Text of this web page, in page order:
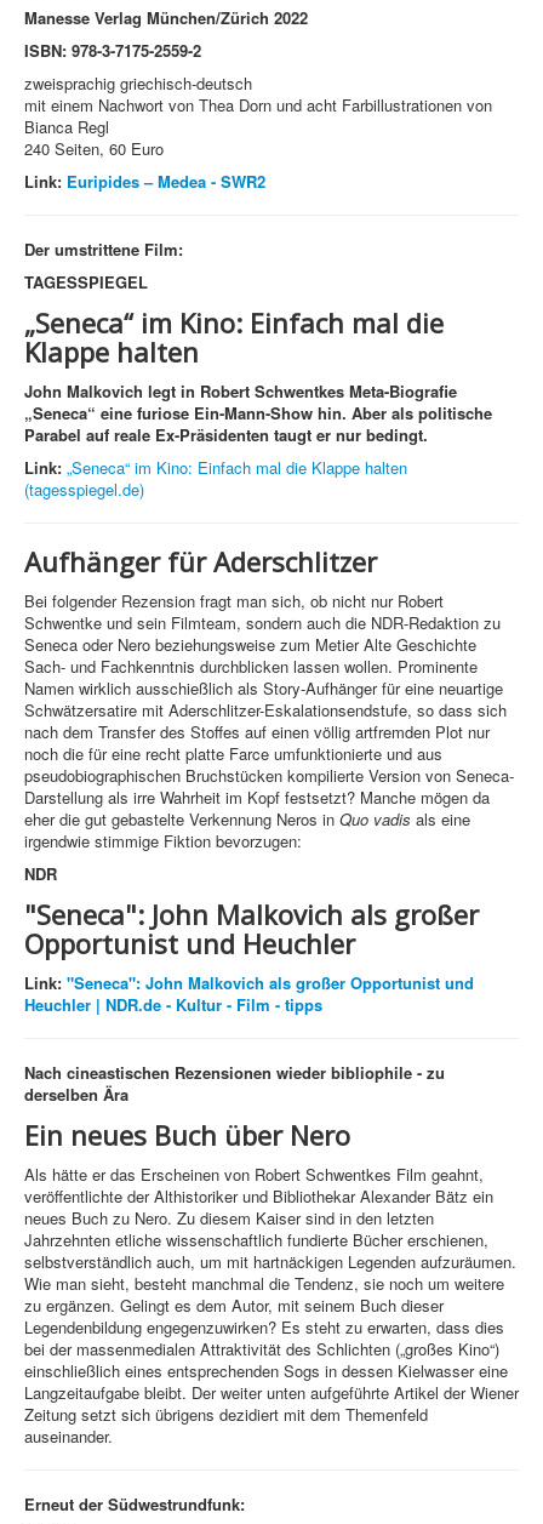
Manesse Verlag München/Zürich 2022
ISBN: 978-3-7175-2559-2
zweisprachig griechisch-deutsch
mit einem Nachwort von Thea Dorn und acht Farbillustrationen von
Bianca Regl
240 Seiten, 60 Euro
Link: Euripides – Medea - SWR2
Der umstrittene Film:
TAGESSPIEGEL
„Seneca“ im Kino: Einfach mal die
Klappe halten
John Malkovich legt in Robert Schwentkes Meta-Biografie
„Seneca“ eine furiose Ein-Mann-Show hin. Aber als politische
Parabel auf reale Ex-Präsidenten taugt er nur bedingt.
Link: „Seneca“ im Kino: Einfach mal die Klappe halten
(tagesspiegel.de)
Aufhänger für Aderschlitzer
Bei folgender Rezension fragt man sich, ob nicht nur Robert
Schwentke und sein Filmteam, sondern auch die NDR-Redaktion zu
Seneca oder Nero beziehungsweise zum Metier Alte Geschichte
Sach- und Fachkenntnis durchblicken lassen wollen. Prominente
Namen wirklich ausschießlich als Story-Aufhänger für eine neuartige
Schwätzersatire mit Aderschlitzer-Eskalationsendstufe, so dass sich
nach dem Transfer des Stoffes auf einen völlig artfremden Plot nur
noch die für eine recht platte Farce umfunktionierte und aus
pseudobiographischen Bruchstücken kompilierte Version von Seneca-
Darstellung als irre Wahrheit im Kopf festsetzt? Manche mögen da
eher die gut gebastelte Verkennung Neros in Quo vadis als eine
irgendwie stimmige Fiktion bevorzugen:
NDR
"Seneca": John Malkovich als großer
Opportunist und Heuchler
Link: "Seneca": John Malkovich als großer Opportunist und
Heuchler | NDR.de - Kultur - Film - tipps
Nach cineastischen Rezensionen wieder bibliophile - zu
derselben Ära
Ein neues Buch über Nero
Als hätte er das Erscheinen von Robert Schwentkes Film geahnt,
veröffentlichte der Althistoriker und Bibliothekar Alexander Bätz ein
neues Buch zu Nero. Zu diesem Kaiser sind in den letzten
Jahrzehnten etliche wissenschaftlich fundierte Bücher erschienen,
selbstverständlich auch, um mit hartnäckigen Legenden aufzuräumen.
Wie man sieht, besteht manchmal die Tendenz, sie noch um weitere
zu ergänzen. Gelingt es dem Autor, mit seinem Buch dieser
Legendenbildung engegenzuwirken? Es steht zu erwarten, dass dies
bei der massenmedialen Attraktivität des Schlichten („großes Kino“)
einschließlich eines entsprechenden Sogs in dessen Kielwasser eine
Langzeitaufgabe bleibt. Der weiter unten aufgeführte Artikel der Wiener
Zeitung setzt sich übrigens dezidiert mit dem Themenfeld
auseinander.
Erneut der Südwestrundfunk: